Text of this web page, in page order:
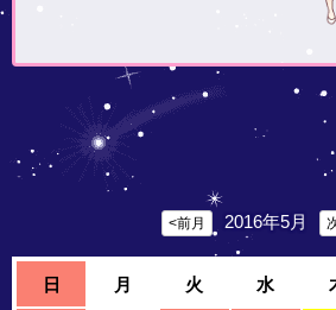
<前月 2016年5月
日 月 火 水